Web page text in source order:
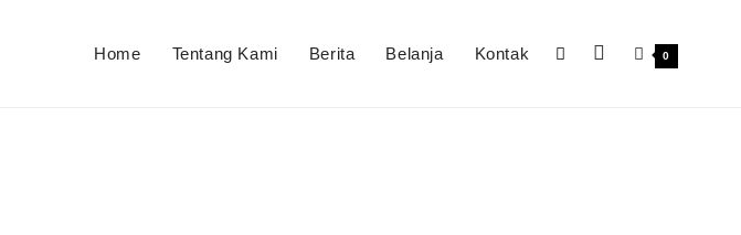
Home Tentang Kami Berita Belanja Kontak 0